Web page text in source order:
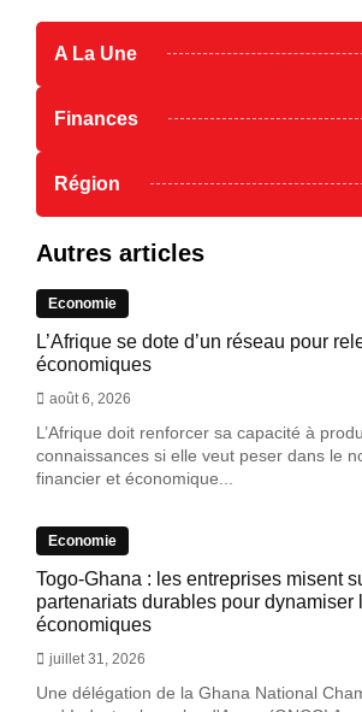
A La Une
Finances
Région
Autres articles
Economie
L’Afrique se dote d’un réseau pour
économiques
août 6, 2026
L’Afrique doit renforcer sa capacité à
connaissances si elle veut peser dans le
financier et économique...
Economie
Togo-Ghana : les entreprises misent
partenariats durables pour dynamiser
économiques
juillet 31, 2026
Une délégation de la Ghana National